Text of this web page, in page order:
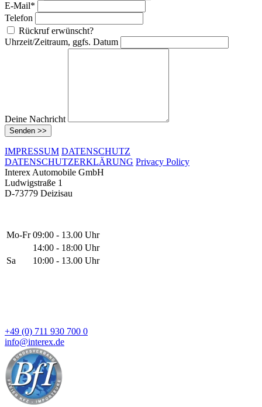
E-Mail*
Telefon
Rückruf erwünscht?
Uhrzeit/Zeitraum, ggfs. Datum
Deine Nachricht
Senden >>
IMPRESSUM DATENSCHUTZ
DATENSCHUTZERKLÄRUNG Privacy Policy
Interex Automobile GmbH
Ludwigstraße 1
D-73779 Deizisau
Mo-Fr 09:00 - 13.00 Uhr
14:00 - 18:00 Uhr
Sa
10:00 - 13.00 Uhr
+49 (0) 711 930 700 0
info@interex.de